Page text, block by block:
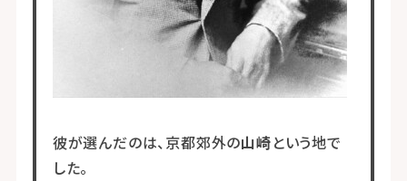
彼が選んだのは、京都郊外の山崎という地で
した。